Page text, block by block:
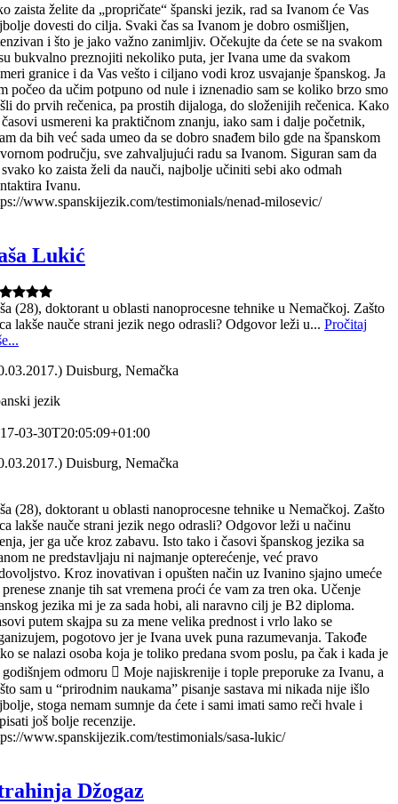
zaista želite da „propričate“ španski jezik, rad sa Ivanom će Vas
dovesti do cilja. Svaki čas sa Ivanom je dobro osmišljen,
i što je jako važno zanimljiv. Očekujte da ćete se na svakom
bukvalno preznojiti nekoliko puta, jer Ivana ume da svakom
granice i da Vas vešto i ciljano vodi kroz usvajanje španskog. Ja
počeo da učim potpuno od nule i iznenadio sam se koliko brzo smo
do prvih rečenica, pa prostih dijaloga, do složenijih rečenica. Kako
časovi usmereni ka praktičnom znanju, iako sam i dalje početnik,
da bih već sada umeo da se dobro snađem bilo gde na španskom
području, sve zahvaljujući radu sa Ivanom. Siguran sam da
svako ko zaista želi da nauči, najbolje učiniti sebi ako odmah
Ivanu.
www.spanskijezik.com/testimonials/nenad-milosevic/
Lukić
(28), doktorant u oblasti nanoprocesne tehnike u Nemačkoj. Zašto
lakše nauče strani jezik nego odrasli? Odgovor leži u... Pročitaj
Duisburg, Nemačka
jezik
03-30T20:05:09+01:00
Duisburg, Nemačka
(28), doktorant u oblasti nanoprocesne tehnike u Nemačkoj. Zašto
lakše nauče strani jezik nego odrasli? Odgovor leži u načinu
jer ga uče kroz zabavu. Isto tako i časovi španskog jezika sa
ne predstavljaju ni najmanje opterećenje, već pravo
Kroz inovativan i opušten način uz Ivanino sjajno umeće
prenese znanje tih sat vremena proći će vam za tren oka. Učenje
jezika mi je za sada hobi, ali naravno cilj je B2 diploma.
putem skajpa su za mene velika prednost i vrlo lako se
pogotovo jer je Ivana uvek puna razumevanja. Takođe
se nalazi osoba koja je toliko predana svom poslu, pa čak i kada je
godišnjem odmoru  Moje najiskrenije i tople preporuke za Ivanu, a
sam u “prirodnim naukama” pisanje sastava mi nikada nije išlo
stoga nemam sumnje da ćete i sami imati samo reči hvale i
još bolje recenzije.
www.spanskijezik.com/testimonials/sasa-lukic/
Džogaz